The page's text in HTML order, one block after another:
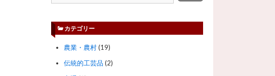
カテゴリー
農業・農村(19)
伝統的工芸品 (2)